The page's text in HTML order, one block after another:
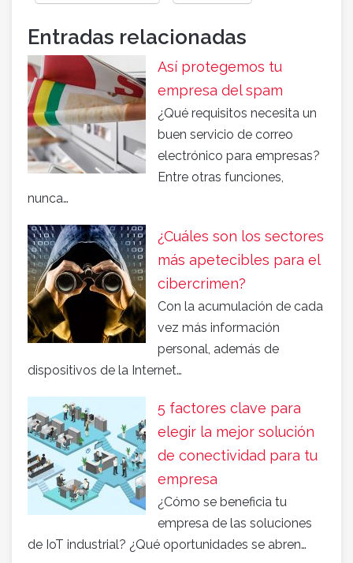
Entradas relacionadas
Así protegemos tu
empresa del spam
¿Qué requisitos necesita un
buen servicio de correo
electrónico para empresas?
Entre otras funciones,
nunca…
¿Cuáles son los sectores
más apetecibles para el
cibercrimen?
Con la acumulación de cada
vez más información
personal, además de
dispositivos de la Internet…
5 factores clave para
elegir la mejor solución
de conectividad para tu
empresa
¿Cómo se beneficia tu
empresa de las soluciones
de IoT industrial? ¿Qué oportunidades se abren…